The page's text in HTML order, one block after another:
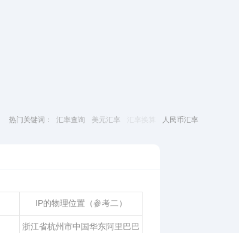
热门关键词： 汇率查询 美元汇率 人民币汇率
IP的物理位置（参考二）
浙江省杭州市中国华东阿里巴巴